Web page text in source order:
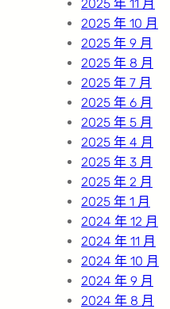
2025 年 11 月
2025 年 10 月
2025 年 9 月
2025 年 8 月
2025 年 7 月
2025 年 6 月
2025 年 5 月
2025 年 4 月
2025 年 3 月
2025 年 2 月
2025 年 1 月
2024 年 12 月
2024 年 11 月
2024 年 10 月
2024 年 9 月
2024 年 8 月